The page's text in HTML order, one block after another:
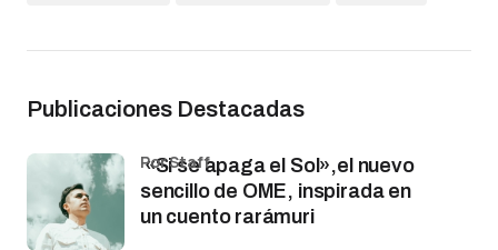
Publicaciones Destacadas
«Si se apaga el Sol»,el nuevo
sencillo de OME, inspirada en
un cuento rarámuri
por Staff